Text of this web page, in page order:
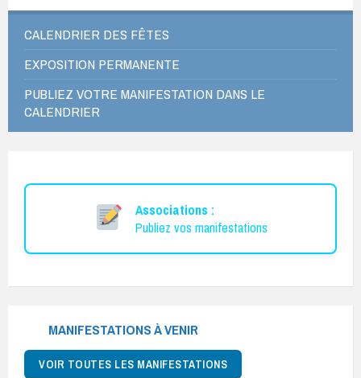
CALENDRIER DES FÊTES
EXPOSITION PERMANENTE
PUBLIEZ VOTRE MANIFESTATION DANS LE
CALENDRIER
Associations :
Publiez vos manifestations
MANIFESTATIONS À VENIR
VOIR TOUTES LES MANIFESTATIONS